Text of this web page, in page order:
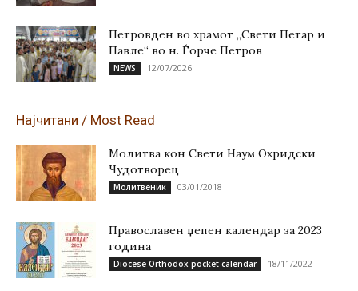
Петровден во храмот „Свети Петар и
Павле“ во н. Ѓорче Петров
NEWS 12/07/2026
Најчитани / Most Read
Молитва кон Свети Наум Охридски
Чудотворец
Молитвеник 03/01/2018
Православен џепен календар за 2023
година
Diocese Orthodox pocket calendar 18/11/2022